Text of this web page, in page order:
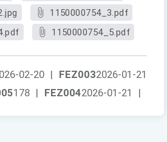
1150000754_3.pdf
1150000754_5.pdf
FEZ0032026-01-21
02-20 |
FEZ0042026-01-21 |
178 |